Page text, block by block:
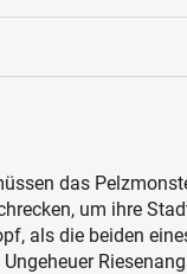
das
um ihre
als die beiden